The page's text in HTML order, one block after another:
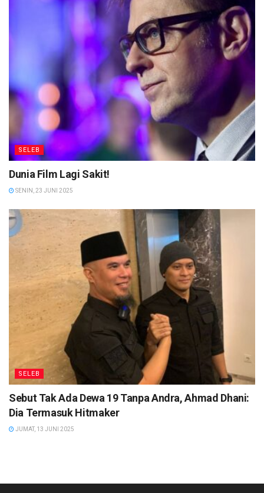
SELEB
Dunia Film Lagi Sakit!
SENIN, 23 JUNI 2025
SELEB
Sebut Tak Ada Dewa 19 Tanpa Andra, Ahmad Dhani:
Dia Termasuk Hitmaker
JUMAT, 13 JUNI 2025